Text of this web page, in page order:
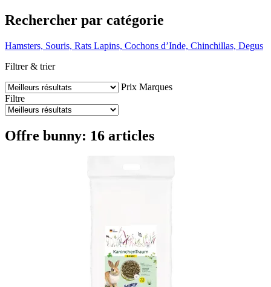
Rechercher par catégorie
Hamsters, Souris, Rats Lapins, Cochons d’Inde, Chinchillas, Degus
Filtrer & trier
Prix Marques
Filtre
Offre bunny: 16 articles